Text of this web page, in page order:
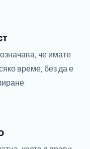
че имате
време, без да е